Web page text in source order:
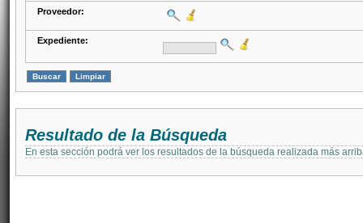
Proveedor:
Expediente:
Resultado de la Búsqueda
En esta sección podrá ver los resultados de la búsqueda realizada más